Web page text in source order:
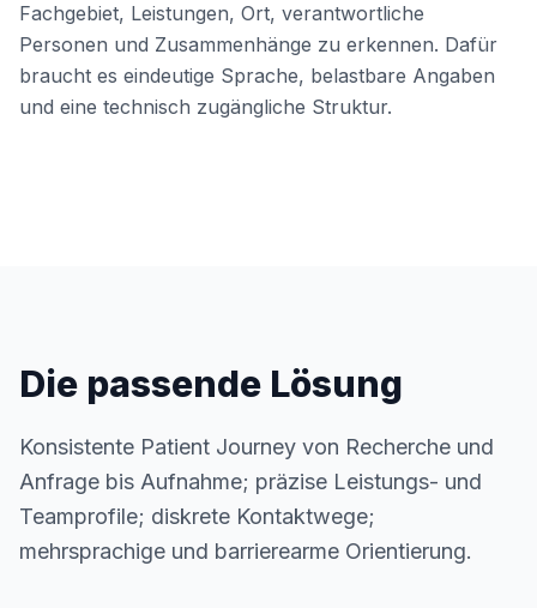
Fachgebiet, Leistungen, Ort, verantwortliche
Personen und Zusammenhänge zu erkennen. Dafür
braucht es eindeutige Sprache, belastbare Angaben
und eine technisch zugängliche Struktur.
Die passende Lösung
Konsistente Patient Journey von Recherche und
Anfrage bis Aufnahme; präzise Leistungs- und
Teamprofile; diskrete Kontaktwege;
mehrsprachige und barrierearme Orientierung.